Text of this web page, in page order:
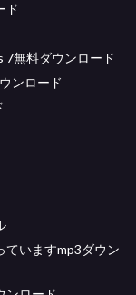
ド
7無料ダウンロード
ンロード
ていますmp3ダウン